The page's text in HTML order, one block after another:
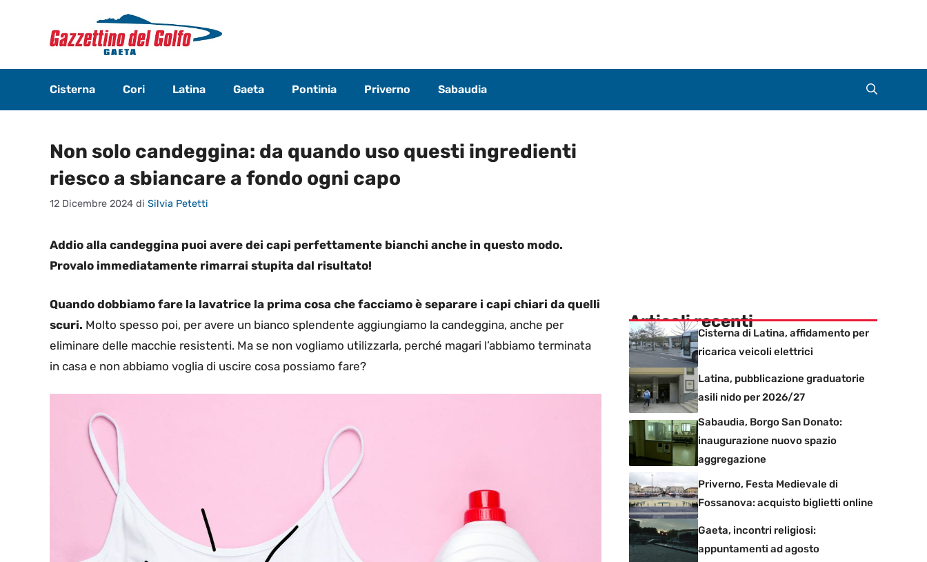
contenuto
Cisterna Cori Latina Gaeta Pontinia Priverno Sabaudia
Non solo candeggina: da quando uso questi ingredienti
riesco a sbiancare a fondo ogni capo
12 Dicembre 2024 di Silvia Petetti
Addio alla candeggina puoi avere dei capi perfettamente bianchi anche in questo modo.
Provalo immediatamente rimarrai stupita dal risultato!
Quando dobbiamo fare la lavatrice la prima cosa che facciamo è separare i capi chiari da quelli
scuri. Molto spesso poi, per avere un bianco splendente aggiungiamo la candeggina, anche per
eliminare delle macchie resistenti. Ma se non vogliamo utilizzarla, perché magari l’abbiamo terminata
in casa e non abbiamo voglia di uscire cosa possiamo fare?
Articoli recenti
Cisterna di Latina, affidamento per
ricarica veicoli elettrici
Latina, pubblicazione graduatorie
asili nido per 2026/27
Sabaudia, Borgo San Donato:
inaugurazione nuovo spazio
aggregazione
Priverno, Festa Medievale di
Fossanova: acquisto biglietti online
Gaeta, incontri religiosi:
appuntamenti ad agosto